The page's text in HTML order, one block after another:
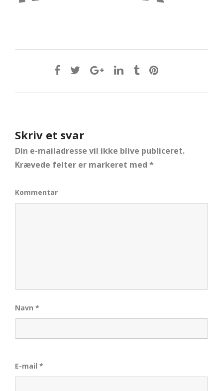
Skriv et svar
Din e-mailadresse vil ikke blive publiceret.
Krævede felter er markeret med *
Kommentar
Navn *
E-mail *